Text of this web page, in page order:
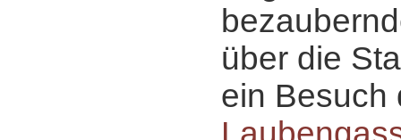
über die
ein